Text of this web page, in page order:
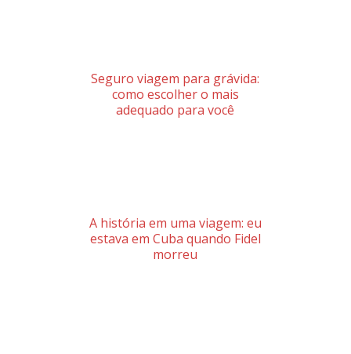
Seguro viagem para grávida:
como escolher o mais
adequado para você
A história em uma viagem: eu
estava em Cuba quando Fidel
morreu